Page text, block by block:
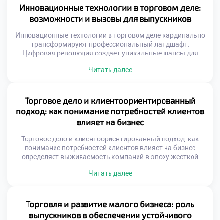
новых игроков. Успех зависит от умения интегрировать
традиционные навыки в цифровую среду. Рынок труда
испытывает острую нехватку специалистов для e-
Инновационные технологии в торговом деле:
возможности и вызовы для выпускников
Инновационные технологии в торговом деле кардинально
трансформируют профессиональный ландшафт.
Цифровая революция создает уникальные шансы для
главными бенефициарами технологического прогресса.
обновления знаний и навыков. Выпускники должны
балансировать между использованием инструментов и
развитием личности. Адаптивность к новшествам
определяет траекторию карьерного роста. […]
Читать далее
Торговое дело и клиентоориентированный
подход: как понимание потребностей клиентов
влияет на бизнес
Торговое дело и клиентоориентированный подход: как
понимание потребностей клиентов влияет на бизнес
определяет выживаемость компаний в эпоху жесткой
предложениями, поэтому борьба идет за внимание
безликим механизмом обмена ценностями. Фокус
смещается с продукта на решение проблем аудитории. […]
Читать далее
Торговля и развитие малого бизнеса: роль
выпускников в обеспечении устойчивого